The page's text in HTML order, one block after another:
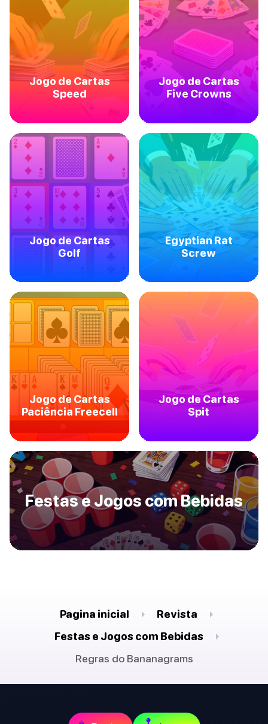
Jogo de Cartas
Speed
Jogo de Cartas
Five Crowns
Jogo de Cartas
Golf
Egyptian Rat
Screw
Jogo de Cartas
Paciência Freecell
Jogo de Cartas
Spit
Festas e Jogos com Bebidas
Pagina inicial
Revista
Festas e Jogos com Bebidas
Regras do Bananagrams